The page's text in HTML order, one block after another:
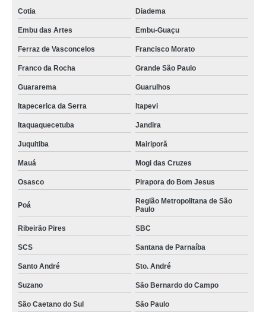
Cotia Diadema
Embu das Artes Embu-Guaçu
Ferraz de Vasconcelos Francisco Morato
Franco da Rocha Grande São Paulo
Guararema Guarulhos
Itapecerica da Serra Itapevi
Itaquaquecetuba Jandira
Juquitiba Mairiporã
Mauá Mogi das Cruzes
Osasco Pirapora do Bom Jesus
Poá
Região Metropolitana de São
Paulo
Ribeirão Pires SBC
SCS Santana de Parnaíba
Santo André Sto. André
Suzano São Bernardo do Campo
São Caetano do Sul São Paulo